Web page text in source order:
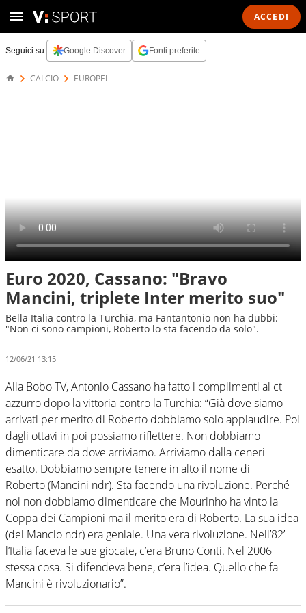
ACCEDI
Seguici su: Google Discover Fonti preferite
CALCIO EUROPEI
Euro 2020, Cassano: "Bravo
Mancini, triplete Inter merito suo"
Bella Italia contro la Turchia, ma Fantantonio non ha dubbi:
"Non ci sono campioni, Roberto lo sta facendo da solo".
12/06/21 13:15
Alla Bobo TV, Antonio Cassano ha fatto i complimenti al ct
azzurro dopo la vittoria contro la Turchia: “Già dove siamo
arrivati per merito di Roberto dobbiamo solo applaudire. Poi
dagli ottavi in poi possiamo riflettere. Non dobbiamo
dimenticare da dove arriviamo. Arriviamo dalla ceneri
esatto. Dobbiamo sempre tenere in alto il nome di
Roberto (Mancini ndr). Sta facendo una rivoluzione. Perché
noi non dobbiamo dimenticare che Mourinho ha vinto la
Coppa dei Campioni ma il merito era di Roberto. La sua idea
(del Mancio ndr) era geniale. Una vera rivoluzione. Nell’82’
l’Italia faceva le sue giocate, c’era Bruno Conti. Nel 2006
stessa cosa. Si difendeva bene, c’era l’idea. Quello che fa
Mancini è rivoluzionario”.